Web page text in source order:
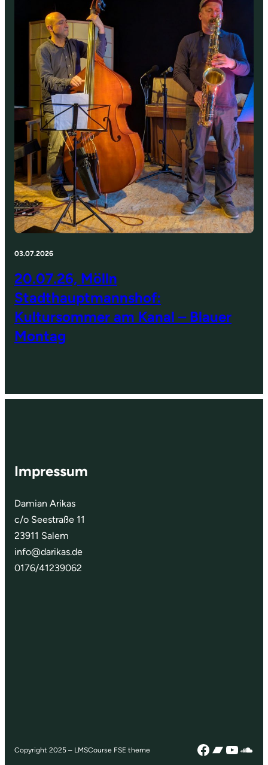
03.07.2026
20.07.26, Mölln
Stadthauptmannshof:
Kultursommer am Kanal – Blauer
Montag
Impressum
Damian Arikas
c/o Seestraße 11
23911 Salem
info@darikas.de
0176/41239062
Copyright 2025 – LMSCourse FSE theme Facebook